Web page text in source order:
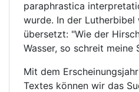
paraphrastica
wurde. In der
übersetzt: "Wie der
Wasser, so schreit meine
Mit dem
Textes können wir das